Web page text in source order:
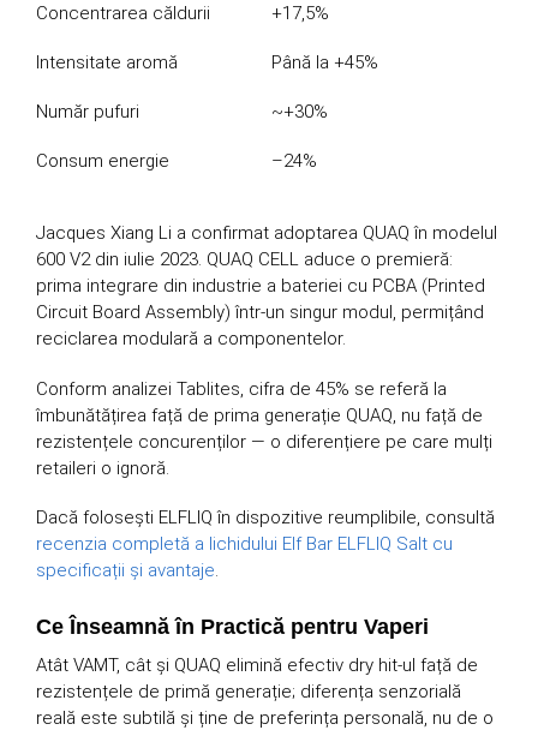
Concentrarea căldurii +17,5%
Intensitate aromă Până la +45%
Număr pufuri ~+30%
Consum energie –24%
Jacques Xiang Li a confirmat adoptarea QUAQ în modelul
600 V2 din iulie 2023. QUAQ CELL aduce o premieră:
prima integrare din industrie a bateriei cu PCBA (Printed
Circuit Board Assembly) într-un singur modul, permițând
reciclarea modulară a componentelor.
Conform analizei Tablites, cifra de 45% se referă la
îmbunătățirea față de prima generație QUAQ, nu față de
rezistențele concurenților — o diferențiere pe care mulți
retaileri o ignoră.
Dacă folosești ELFLIQ în dispozitive reumplibile, consultă
recenzia completă a lichidului Elf Bar ELFLIQ Salt cu
specificații și avantaje.
Ce Înseamnă în Practică pentru Vaperi
Atât VAMT, cât și QUAQ elimină efectiv dry hit-ul față de
rezistențele de primă generație; diferența senzorială
reală este subtilă și ține de preferința personală, nu de o